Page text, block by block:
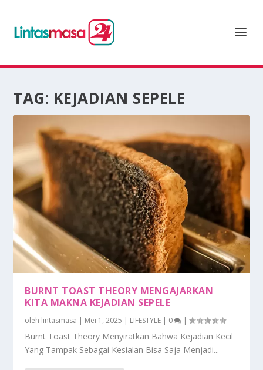
TAG: KEJADIAN SEPELE
BURNT TOAST THEORY MENGAJARKAN
KITA MAKNA KEJADIAN SEPELE
oleh lintasmasa | Mei 1, 2025 | LIFESTYLE | 0 |
Burnt Toast Theory Menyiratkan Bahwa Kejadian Kecil
Yang Tampak Sebagai Kesialan Bisa Saja Menjadi...